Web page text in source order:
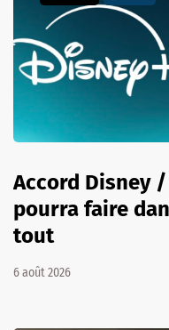
Accord Disney
pourra faire
tout
6 août 2026